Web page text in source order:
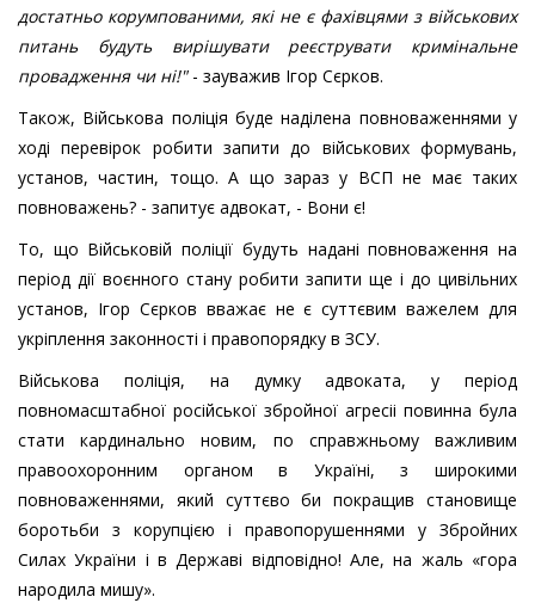
достатньо корумпованими, які не є фахівцями з військових
питань будуть вирішувати реєструвати кримінальне
провадження чи ні!"- зауважив Ігор Сєрков.
Також, Військова поліція буде наділена повноваженнями у
ході перевірок робити запити до військових формувань,
установ, частин, тощо. А що зараз у ВСП не має таких
повноважень? - запитує адвокат, - Вони є!
То, що Військовій поліції будуть надані повноваження на
період дії воєнного стану робити запити ще і до цивільних
установ, Ігор Сєрков вважає не є суттєвим важелем для
укріплення законності і правопорядку в ЗСУ.
Військова поліція, на думку адвоката, у період
повномасштабної російської збройної агресіі повинна була
стати кардинально новим, по справжньому важливим
правоохоронним органом в Україні, з широкими
повноваженнями, який суттєво би покращив становище
боротьби з корупцією і правопорушеннями у Збройних
Силах України і в Державі відповідно! Але, на жаль «гора
народила мишу».